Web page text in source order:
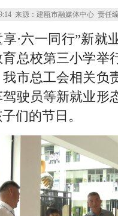
来源：建瓯市融媒体中心 责任
享·六一同行”新
总校第三小学举
市总工会相关负
驶员等新就业形
们的节日。